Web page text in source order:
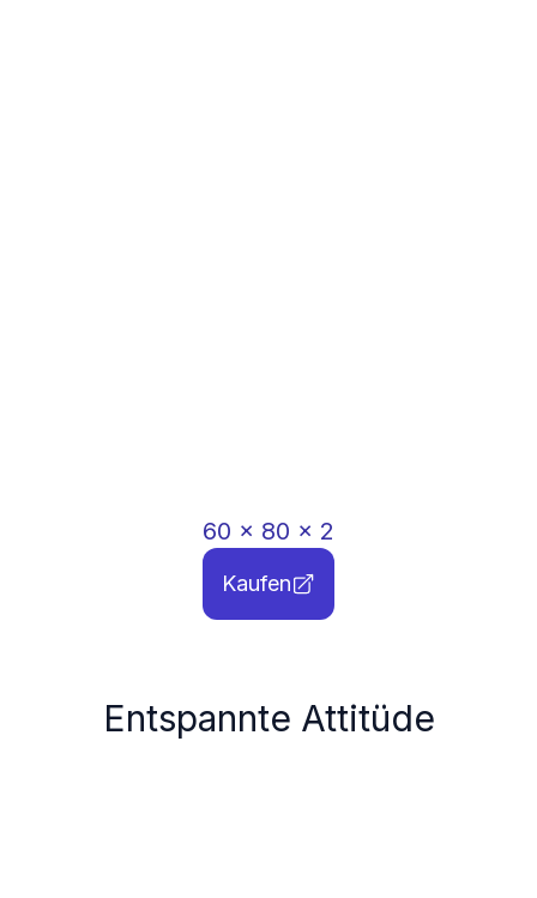
60 x 80 x 2
Kaufen
Entspannte Attitüde